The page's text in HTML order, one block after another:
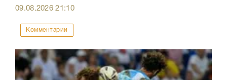
09.08.202621:10
Комментарии